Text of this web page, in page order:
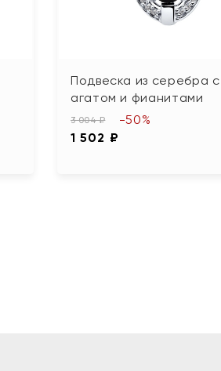
Подвеска из серебра с
агатом и фианитами
3 004 ₽
1 502 ₽
-50%